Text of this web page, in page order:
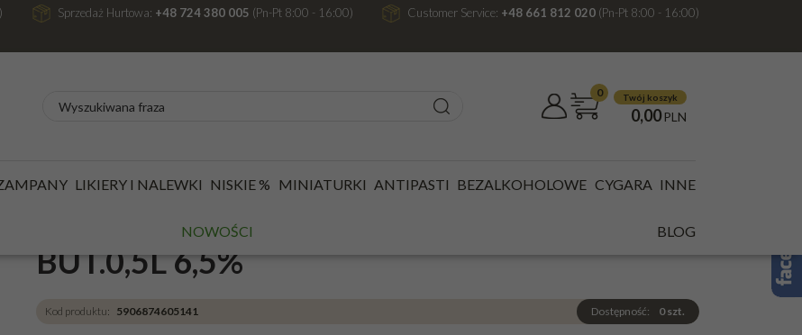
Sprzedaż Hurtowa: +48 724 380 005 (Pn-Pt 8:00 - 16:00) Customer Service: +48 661 812 020 (Pn-Pt 8:00 - 16:00)
0 Twój koszyk
0,00 PLN
LIKIERY I NALEWKI NISKIE % MINIATURKI ANTIPASTI BEZALKOHOLOWE CYGARA INNE
NOWOŚCI BLOG
PIWO ZA MIASTEM PEŁEN LUZ BLACK IPA
BUT.0,5L 6,5%
Kod produktu: 5906874605141 Dostępność: 0szt.